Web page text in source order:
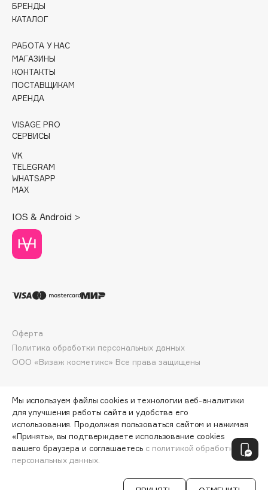
CosRX
Crescina
Cunzite
Curaprox
D
DABO
DARLING*
Davines
Deonica
Dessange
Dolce & Gabbana
Dorco
DP Daily Perfection
Dr. Vranjes Firenze
Dr.Ceuracle
Dr.Jart+
Dyson
ПО ЗОЛОТОЙ КАРТЕ:594 ₽
ДОБАВИТЬ В КОРЗИНУ 660 ₽
БРЕНДЫ
КАТАЛОГ
РАБОТА У НАС
МАГАЗИНЫ
КОНТАКТЫ
ПОСТАВЩИКАМ
АРЕНДА
VISAGE PRO
СЕРВИСЫ
VK
TELEGRAM
WHATSAPP
MAX
IOS & Android >
ООО «Визаж косметикс» Все права защищены
Оферта
Политика обработки персональных данных
Мы используем файлы cookies и технологии веб-аналитики
для улучшения работы сайта и удобства его
использования. Продолжая пользоваться сайтом и нажимая
«Принять», вы подтверждаете использование cookies
вашего браузера и соглашаетесь с политикой обработки
персональных данных.